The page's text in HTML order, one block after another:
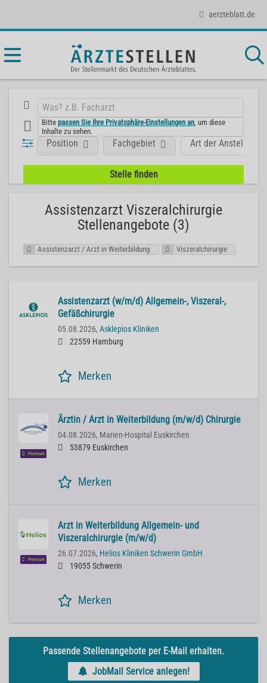
aerzteblatt.de
Bittepassen Sie Ihre Privatsphäre-Einstellungen an , um diese
Inhalte zu sehen.
Position Fachgebiet Art der Anstellung
Assistenzarzt Viszeralchirurgie
Stellenangebote (3)
Assistenzarzt / Arzt in Weiterbildung Viszeralchirurgie
Assistenzarzt (w/m/d) Allgemein-, Viszeral-,
Gefäßchirurgie
05.08.2026, Asklepios Kliniken
22559 Hamburg
Merken
Premium
Ärztin / Arzt in Weiterbildung (m/w/d) Chirurgie
04.08.2026, Marien-Hospital Euskirchen
53879 Euskirchen
Merken
Premium
Arzt in Weiterbildung Allgemein- und
Viszeralchirurgie (m/w/d)
26.07.2026, Helios Kliniken Schwerin GmbH
19055 Schwerin
Merken
Passende Stellenangebote per E-Mail erhalten.
JobMail Service anlegen!